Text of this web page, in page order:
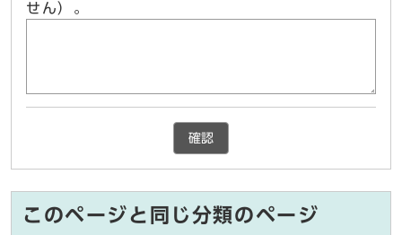
せん）。
確認
このページと同じ分類のページ